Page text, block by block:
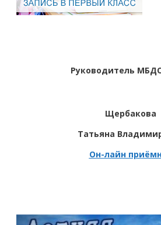
Руководитель
Щербакова
Татьяна
Он-лайн